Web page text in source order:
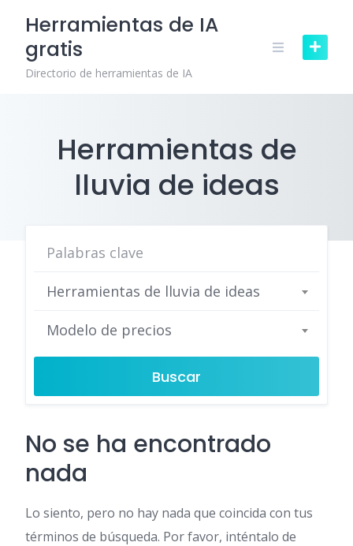
content
Herramientas de IA
gratis
Directorio de herramientas de IA
Herramientas de
lluvia de ideas
Herramientas de lluvia de ideas
Modelo de precios
Buscar
No se ha encontrado
nada
Lo siento, pero no hay nada que coincida con tus
términos de búsqueda. Por favor, inténtalo de